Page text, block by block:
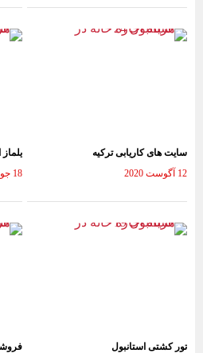
سایت های کاریابی ترکیه
12 آگوست 2020
18 جولای 2020
تور کشتی استانبول